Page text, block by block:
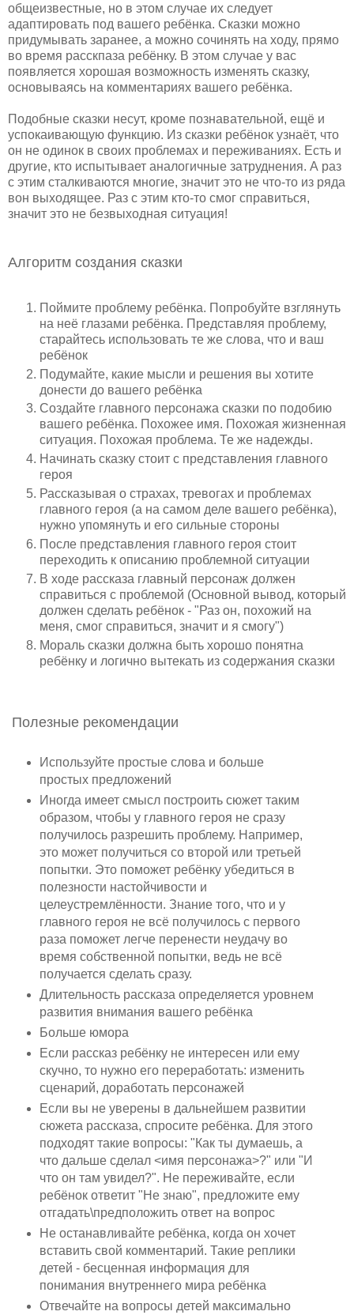
общеизвестные, но в этом случае их следует
адаптировать под вашего ребёнка. Сказки можно
придумывать заранее, а можно сочинять на ходу, прямо
во время расскпаза ребёнку. В этом случае у вас
появляется хорошая возможность изменять сказку,
основываясь на комментариях вашего ребёнка.
Подобные сказки несут, кроме познавательной, ещё и
успокаивающую функцию. Из сказки ребёнок узнаёт, что
он не одинок в своих проблемах и переживаниях. Есть и
другие, кто испытывает аналогичные затруднения. А раз
с этим сталкиваются многие, значит это не что-то из ряда
вон выходящее. Раз с этим кто-то смог справиться,
значит это не безвыходная ситуация!
Алгоритм создания сказки
Поймите проблему ребёнка. Попробуйте взглянуть
на неё глазами ребёнка. Представляя проблему,
старайтесь использовать те же слова, что и ваш
ребёнок
Подумайте, какие мысли и решения вы хотите
донести до вашего ребёнка
Создайте главного персонажа сказки по подобию
вашего ребёнка. Похожее имя. Похожая жизненная
ситуация. Похожая проблема. Те же надежды.
Начинать сказку стоит с представления главного
героя
Рассказывая о страхах, тревогах и проблемах
главного героя (а на самом деле вашего ребёнка),
нужно упомянуть и его сильные стороны
После представления главного героя стоит
переходить к описанию проблемной ситуации
В ходе рассказа главный персонаж должен
справиться с проблемой (Основной вывод, который
должен сделать ребёнок - "Раз он, похожий на
меня, смог справиться, значит и я смогу")
Мораль сказки должна быть хорошо понятна
ребёнку и логично вытекать из содержания сказки
Полезные рекомендации
Используйте простые слова и больше
простых предложений
Иногда имеет смысл построить сюжет таким
образом, чтобы у главного героя не сразу
получилось разрешить проблему. Например,
это может получиться со второй или третьей
попытки. Это поможет ребёнку убедиться в
полезности настойчивости и
целеустремлённости. Знание того, что и у
главного героя не всё получилось с первого
раза поможет легче перенести неудачу во
время собственной попытки, ведь не всё
получается сделать сразу.
Длительность рассказа определяется уровнем
развития внимания вашего ребёнка
Больше юмора
Если рассказ ребёнку не интересен или ему
скучно, то нужно его переработать: изменить
сценарий, доработать персонажей
Если вы не уверены в дальнейшем развитии
сюжета рассказа, спросите ребёнка. Для этого
подходят такие вопросы: "Как ты думаешь, а
что дальше сделал <имя персонажа>?" или "И
что он там увидел?". Не переживайте, если
ребёнок ответит "Не знаю", предложите ему
отгадать\предположить ответ на вопрос
Не останавливайте ребёнка, когда он хочет
вставить свой комментарий. Такие реплики
детей - бесценная информация для
понимания внутреннего мира ребёнка
Отвечайте на вопросы детей максимально